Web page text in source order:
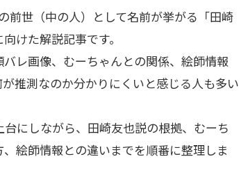
前世（中の人）として名前が挙がる「田崎
けた解説記事です。
レ画像、むーちゃんとの関係、絵師情報
推測なのか分かりにくいと感じる人も多い
にしながら、田崎友也説の根拠、むーち
絵師情報との違いまでを順番に整理しま